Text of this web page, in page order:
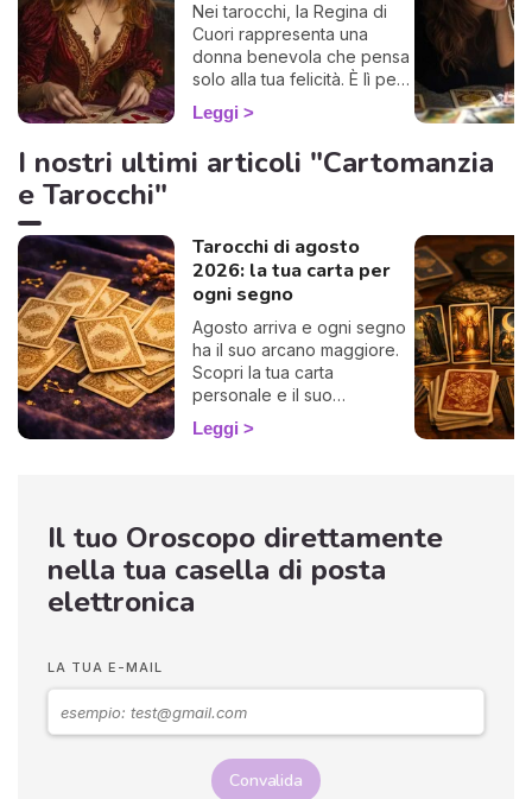
Nei tarocchi, la Regina di
Cuori rappresenta una
donna benevola che pensa
solo alla tua felicità. È lì per
metterti in guardia o
consigliarti le migliori
Concentrati, estrai una carta
Leggi
I nostri ultimi articoli "Cartomanzia
e Tarocchi"
Tarocchi di agosto
2026: la tua carta per
ogni segno
Agosto arriva e ogni segno
ha il suo arcano maggiore.
Scopri la tua carta
personale e il suo
messaggio per il mese,
interpretati da un
Leggi
Il tuo Oroscopo direttamente
nella tua casella di posta
elettronica
LA TUA E-MAIL
Convalida